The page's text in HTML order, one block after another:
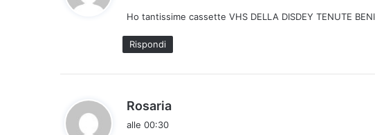
e
Ho tantissime cassette VHS DELLA DISDEY TENUTE
Rispondi
Rosaria
alle 00:30